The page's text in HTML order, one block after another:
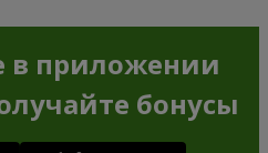
в приложении
бонусы